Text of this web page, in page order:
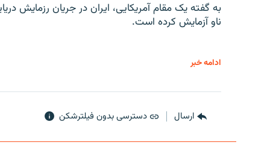
به گفته یک مقام آمریکایی، ایران در جریان رزمایش
ناو آزمایش کرده است.
ادامه خبر
ارسال دسترسی بدون فیلترشکن